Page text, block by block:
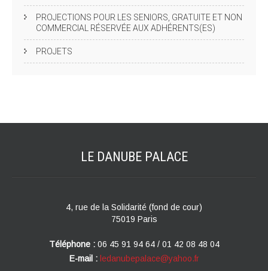
PROJECTIONS POUR LES SENIORS, GRATUITE ET NON
COMMERCIAL RÉSERVÉE AUX ADHÉRENTS(ES)
PROJETS
LE DANUBE PALACE
4, rue de la Solidarité (fond de cour)
75019 Paris
Téléphone : 06 45 91 94 64 / 01 42 08 48 04
E-mail : ledanubepalace@yahoo.fr